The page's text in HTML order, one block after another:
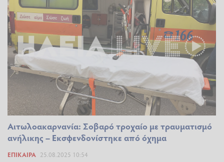
Αιτωλοακαρνανία: Σοβαρό τροχαίο με τραυματισμό
ανήλικης – Εκσφενδονίστηκε από όχημα
ΕΠΊΚΑΙΡΑ 25.08.2025 10:54